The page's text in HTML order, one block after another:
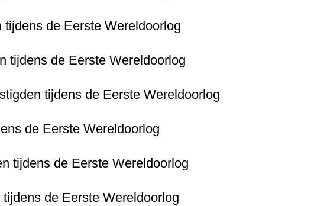
de Eerste Wereldoorlog
tijdens de Eerste Wereldoorlog
tijdens de Eerste Wereldoorlog
de Eerste Wereldoorlog
tijdens de Eerste Wereldoorlog
de Eerste Wereldoorlog